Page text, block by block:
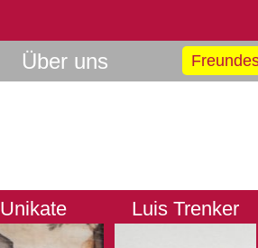
Über uns
Unikate Luis Trenker